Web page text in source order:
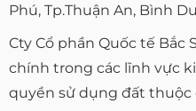
Phú, Tp.Thuận An, Bình
Cty Cổ phần Quốc tế Bắc
chính trong các lĩnh vực
quyền sử dụng đất thuộc